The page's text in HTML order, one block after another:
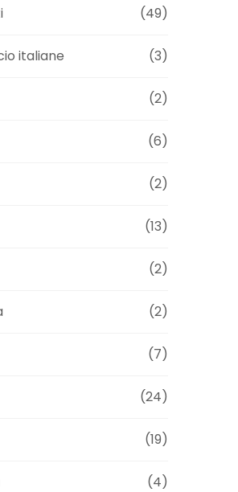
(49)
italiane (3)
(2)
(6)
(2)
(13)
(2)
(2)
(7)
(24)
(19)
(4)